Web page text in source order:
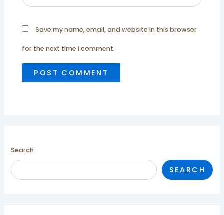
Save my name, email, and website in this browser
for the next time I comment.
Search
SEARCH